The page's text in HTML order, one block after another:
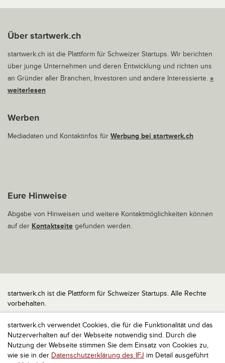
startwerk.ch verwendet Cookies, die für die Funktionalität und das
Nutzerverhalten auf der Webseite notwendig sind. Durch die
Nutzung der Webseite stimmen Sie dem Einsatz von Cookies zu,
wie sie in der Datenschutzerklärung des IFJ im Detail ausgeführt
Über startwerk.ch
startwerk.ch ist die Plattform für Schweizer Startups. Wir berichten
über junge Unternehmen und deren Entwicklung und richten uns
an Gründer aller Branchen, Investoren und andere Interessierte. »
weiterlesen
Werben
Mediadaten und Kontaktinfos für Werbung bei startwerk.ch
Eure Hinweise
Abgabe von Hinweisen und weitere Kontaktmöglichkeiten können
auf der Kontaktseite gefunden werden.
startwerk.ch ist die Plattform für Schweizer Startups. Alle Rechte
vorbehalten.
Impressum
Kontakt
nach oben